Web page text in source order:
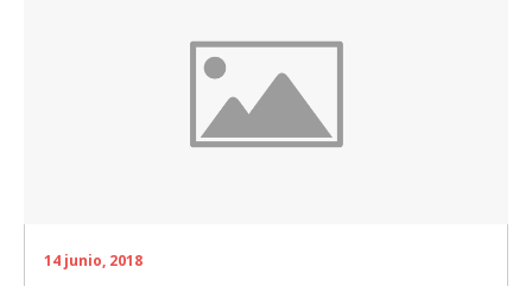
14 junio, 2018